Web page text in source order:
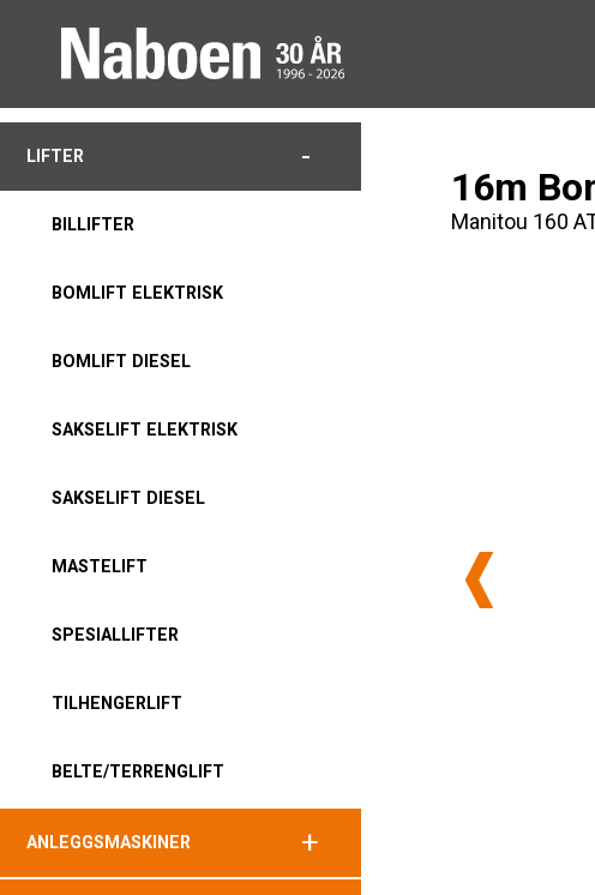
LIFTER -
BILLIFTER
BOMLIFT ELEKTRISK
BOMLIFT DIESEL
SAKSELIFT ELEKTRISK
SAKSELIFT DIESEL
MASTELIFT
SPESIALLIFTER
TILHENGERLIFT
BELTE/TERRENGLIFT
ANLEGGSMASKINER +
16m
Manitou 160